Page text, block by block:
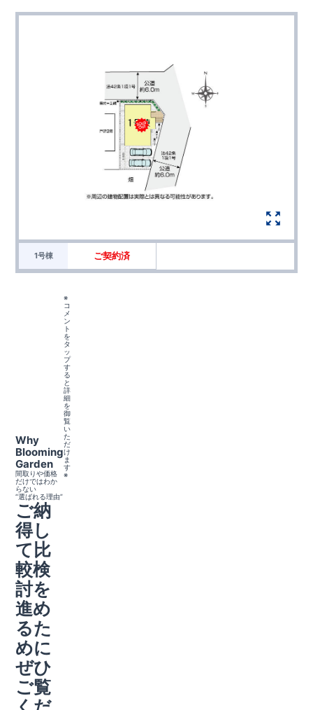
1号棟 ご契約済
Why
Blooming
Garden
間取りや価格
だけではわか
らない
“選ばれる理由”
ご納
得し
て比
較検
討を
進め
るた
めに
ぜひ
ご覧
※
コ
メ
ン
ト
を
タ
ッ
プ
す
る
と
詳
細
を
御
覧
い
た
だ
け
ま
す
※